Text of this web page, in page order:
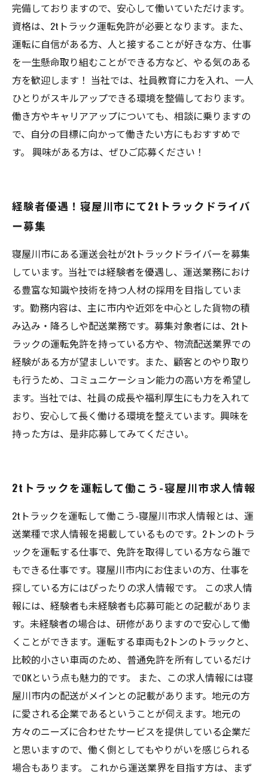
完備しておりますので、安心して働いていただけます。
資格は、2tトラック運転免許が必要となります。また、
運転に自信がある方、人と接することが好きな方、仕事
を一生懸命取り組むことができる方など、やる気のある
方を歓迎します！ 当社では、社員教育に力を入れ、一人
ひとりがスキルアップできる環境を整備しております。
働き方やキャリアアップについても、相談に乗りますの
で、自分の目標に向かって働きたい方にもおすすめで
す。 興味がある方は、ぜひご応募ください！
経験者優遇！寝屋川市にて2tトラックドライバ
ー募集
寝屋川市にある運送会社が2tトラックドライバーを募集
しています。当社では経験者を優遇し、運送業務におけ
る豊富な知識や技術を持つ人材の採用を目指していま
す。勤務内容は、主に市内や近郊を中心とした貨物の積
み込み・降ろしや配送業務です。募集対象者には、2tト
ラックの運転免許を持っている方や、物流配送業界での
経験がある方が望ましいです。また、顧客とのやり取り
も行うため、コミュニケーション能力の高い方を希望し
ます。当社では、社員の成長や福利厚生にも力を入れて
おり、安心して長く働ける環境を整えています。興味を
持った方は、是非応募してみてください。
2tトラックを運転して働こう-寝屋川市求人情報
2tトラックを運転して働こう-寝屋川市求人情報とは、運
送業種で求人情報を掲載しているものです。2トンのトラ
ックを運転する仕事で、免許を取得している方なら誰で
もできる仕事です。寝屋川市内にお住まいの方、仕事を
探している方にはぴったりの求人情報です。 この求人情
報には、経験者も未経験者も応募可能との記載がありま
す。未経験者の場合は、研修がありますので安心して働
くことができます。運転する車両も2トンのトラックと、
比較的小さい車両のため、普通免許を所有しているだけ
でOKという点も魅力的です。 また、この求人情報には寝
屋川市内の配送がメインとの記載があります。地元の方
に愛される企業であるということが伺えます。地元の
方々のニーズに合わせたサービスを提供している企業だ
と思いますので、働く側としてもやりがいを感じられる
場合もあります。 これから運送業界を目指す方は、まず